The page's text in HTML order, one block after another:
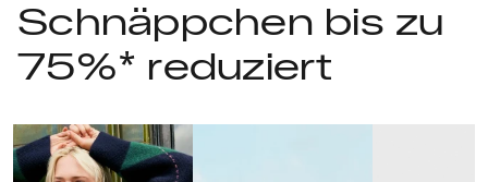
Schnäppchen bis zu
75%* reduziert